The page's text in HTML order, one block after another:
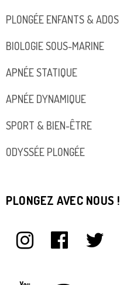
PLONGÉE ENFANTS & ADOS
BIOLOGIE SOUS-MARINE
APNÉE STATIQUE
APNÉE DYNAMIQUE
SPORT & BIEN-ÊTRE
ODYSSÉE PLONGÉE
PLONGEZ AVEC NOUS !